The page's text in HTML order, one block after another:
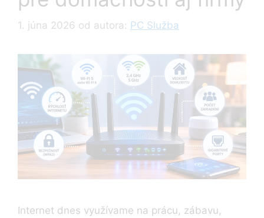
1. júna 2026 od autora: PC Služba
Internet dnes využívame na prácu, zábavu,